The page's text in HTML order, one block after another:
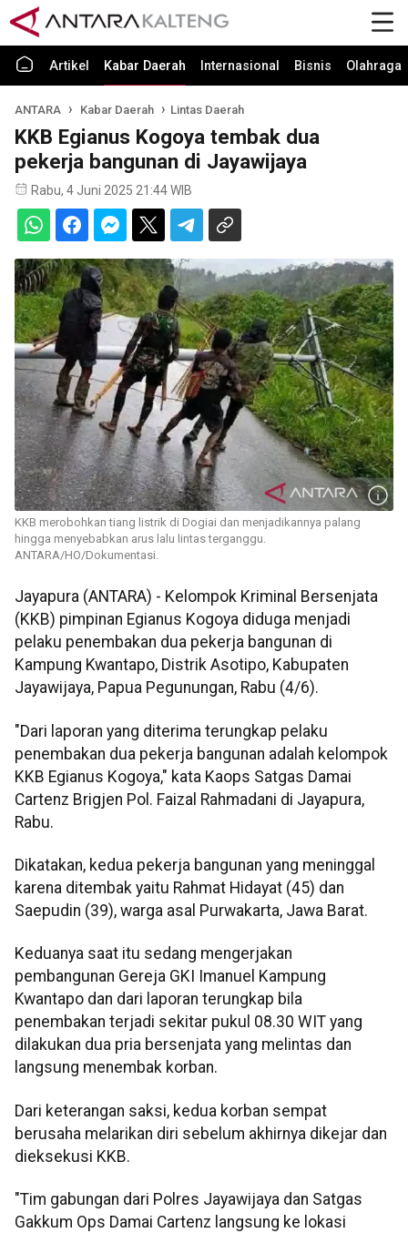
Artikel Kabar Daerah Internasional Bisnis Olahraga
ANTARA Kabar Daerah Lintas Daerah
KKB Egianus Kogoya tembak dua
pekerja bangunan di Jayawijaya
Rabu, 4 Juni 2025 21:44 WIB
KKB merobohkan tiang listrik di Dogiai dan menjadikannya palang
hingga menyebabkan arus lalu lintas terganggu.
ANTARA/HO/Dokumentasi.
Jayapura (ANTARA) - Kelompok Kriminal Bersenjata
(KKB) pimpinan Egianus Kogoya diduga menjadi
pelaku penembakan dua pekerja bangunan di
Kampung Kwantapo, Distrik Asotipo, Kabupaten
Jayawijaya, Papua Pegunungan, Rabu (4/6).
"Dari laporan yang diterima terungkap pelaku
penembakan dua pekerja bangunan adalah kelompok
KKB Egianus Kogoya," kata Kaops Satgas Damai
Cartenz Brigjen Pol. Faizal Rahmadani di Jayapura,
Rabu.
Dikatakan, kedua pekerja bangunan yang meninggal
karena ditembak yaitu Rahmat Hidayat (45) dan
Saepudin (39), warga asal Purwakarta, Jawa Barat.
Keduanya saat itu sedang mengerjakan
pembangunan Gereja GKI Imanuel Kampung
Kwantapo dan dari laporan terungkap bila
penembakan terjadi sekitar pukul 08.30 WIT yang
dilakukan dua pria bersenjata yang melintas dan
langsung menembak korban.
Dari keterangan saksi, kedua korban sempat
berusaha melarikan diri sebelum akhirnya dikejar dan
dieksekusi KKB.
"Tim gabungan dari Polres Jayawijaya dan Satgas
Gakkum Ops Damai Cartenz langsung ke lokasi